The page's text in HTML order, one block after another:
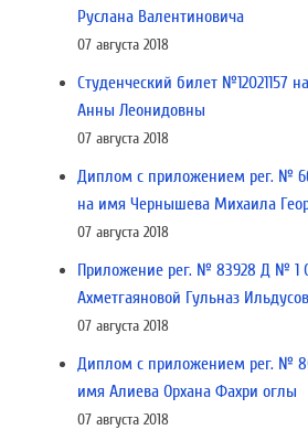
Руслана Валентиновича
07 августа 2018
Студенческий билет №12021157
Анны Леонидовны
07 августа 2018
Диплом с приложением рег. №
на имя Чернышева Михаила
07 августа 2018
Приложение рег. № 83928 Д № 1
Ахметгаяновой Гульназ
07 августа 2018
Диплом с приложением рег. №
имя Алиева Орхана Фахри оглы
07 августа 2018